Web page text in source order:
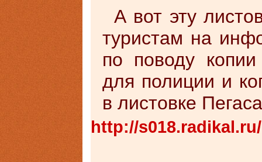
А вот эту
туристам на
по поводу
для полиции и
в листовке
http://